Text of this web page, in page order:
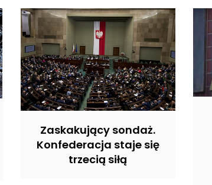
Zaskakujący sondaż.
Konfederacja staje się
trzecią siłą